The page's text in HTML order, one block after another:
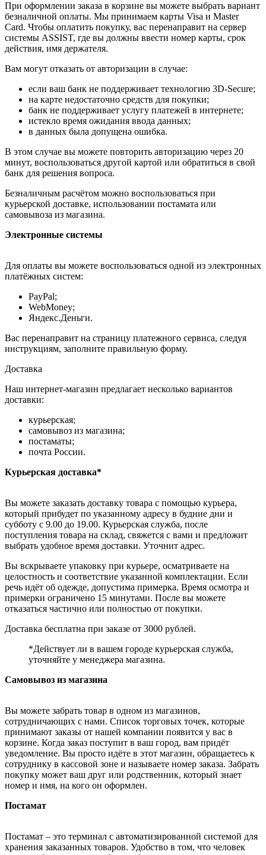
При оформлении заказа в корзине вы можете выбрать вариант
безналичной оплаты. Мы принимаем карты Visa и Master
Card. Чтобы оплатить покупку, вас перенаправит на сервер
системы ASSIST, где вы должны ввести номер карты, срок
действия, имя держателя.
Вам могут отказать от авторизации в случае:
если ваш банк не поддерживает технологию 3D-Secure;
на карте недостаточно средств для покупки;
банк не поддерживает услугу платежей в интернете;
истекло время ожидания ввода данных;
в данных была допущена ошибка.
В этом случае вы можете повторить авторизацию через 20
минут, воспользоваться другой картой или обратиться в свой
банк для решения вопроса.
Безналичным расчётом можно воспользоваться при
курьерской доставке, использовании постамата или
самовывоза из магазина.
Электронные системы
Для оплаты вы можете воспользоваться одной из электронных
платёжных систем:
PayPal;
WebMoney;
Яндекс.Деньги.
Вас перенаправит на страницу платежного сервиса, следуя
инструкциям, заполните правильную форму.
Доставка
Наш интернет-магазин предлагает несколько вариантов
доставки:
курьерская;
самовывоз из магазина;
постаматы;
почта России.
Курьерская доставка*
Вы можете заказать доставку товара с помощью курьера,
который прибудет по указанному адресу в будние дни и
субботу с 9.00 до 19.00. Курьерская служба, после
поступления товара на склад, свяжется с вами и предложит
выбрать удобное время доставки. Уточнит адрес.
Вы вскрываете упаковку при курьере, осматриваете на
целостность и соответствие указанной комплектации. Если
речь идёт об одежде, допустима примерка. Время осмотра и
примерки ограничено 15 минутами. После вы можете
отказаться частично или полностью от покупки.
Доставка бесплатна при заказе от 3000 рублей.
*Действует ли в вашем городе курьерская служба,
уточняйте у менеджера магазина.
Самовывоз из магазина
Вы можете забрать товар в одном из магазинов,
сотрудничающих с нами. Список торговых точек, которые
принимают заказы от нашей компании появится у вас в
корзине. Когда заказ поступит в ваш город, вам придёт
уведомление. Вы просто идёте в этот магазин, обращаетесь к
сотруднику в кассовой зоне и называете номер заказа. Забрать
покупку может ваш друг или родственник, который знает
номер и имя, на кого он оформлен.
Постамат
Постамат – это терминал с автоматизированной системой для
хранения заказанных товаров. Удобство в том, что человек